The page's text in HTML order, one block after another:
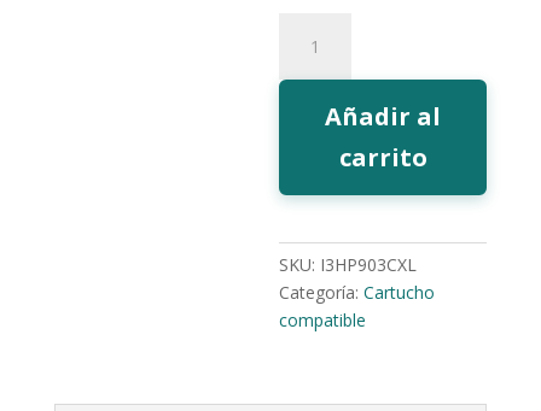
Tinta
EcoInk
cantidad
Añadir al
carrito
SKU: I3HP903CXL
Categoría:Cartucho
compatible